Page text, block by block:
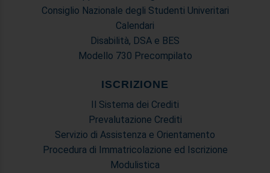
Consiglio Nazionale degli Studenti Univeritari
Calendari
Disabilità, DSA e BES
Modello 730 Precompilato
ISCRIZIONE
Il Sistema dei Crediti
Prevalutazione Crediti
Servizio di Assistenza e Orientamento
Procedura di Immatricolazione ed Iscrizione
Modulistica